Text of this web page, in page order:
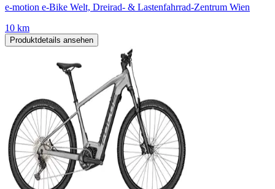
e-motion e-Bike Welt, Dreirad- & Lastenfahrrad-Zentrum Wien
10 km
Produktdetails ansehen